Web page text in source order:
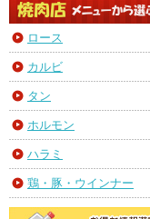
ロース
カルビ
タン
ホルモン
ハラミ
鶏・豚・ウインナー